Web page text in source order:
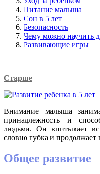
Питание малыша
Сон в 5 лет
Безопасность
Чему можно научить
Развивающие игры
Старше
Внимание малыша
принадлежность и
людьми. Он впитывает
словно губка и продолжает
Общее развитие